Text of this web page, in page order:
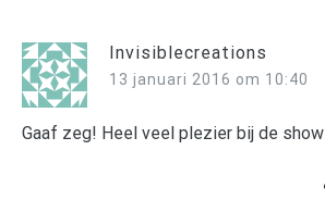
Invisiblecreations
13 januari 2016 om 10:40
Gaaf zeg! Heel veel plezier bij de show